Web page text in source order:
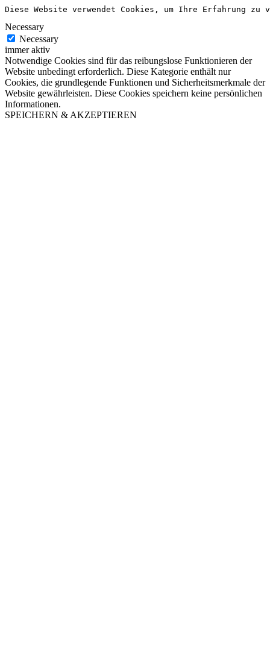
Diese Website verwendet Cookies, um Ihre Erfahrung
Necessary
Necessary
immer aktiv
Notwendige Cookies sind für das reibungslose Funktionieren der
Website unbedingt erforderlich. Diese Kategorie enthält nur
Cookies, die grundlegende Funktionen und Sicherheitsmerkmale der
Website gewährleisten. Diese Cookies speichern keine persönlichen
Informationen.
SPEICHERN & AKZEPTIEREN